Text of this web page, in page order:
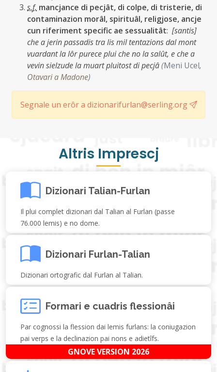
s.f. mancjance di pecjât, di colpe, di tristerie, di
contaminazion morâl, spirituâl, religjose, ancje
cun riferiment specific ae sessualitât: [santis]
che a jerin passadis tra lis mil tentazions dal mont
vuardant la lôr purece plui che no la salût, e che a
vevin sielzude la muart pluitost di pecjâ(Meni Ucel,
Otavari a Madone)
Segnale un erôr a dizionarifurlan@serling.org
Altris Imprescj
Dizionari Talian-Furlan
Il plui complet dizionari dal Talian al Furlan (passe
76.000 lemis) e no dome.
Dizionari Furlan-Talian
Dizionari ortografic dal Furlan al Talian.
Formari e cuadris flessionâi
Par cognossi la flession dai lemis furlans: la coniugazion
pai verps e la declinazion pai nons e adietîfs.
GNOVE VERSION 2026